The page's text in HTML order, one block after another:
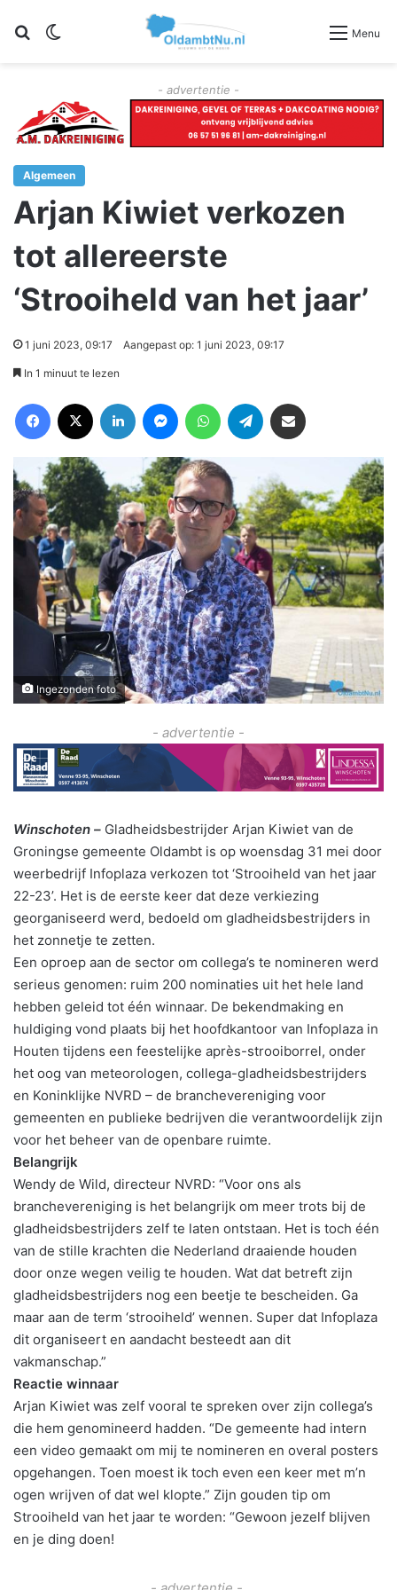
Zoeken Menu
- advertentie -
Algemeen
Arjan Kiwiet verkozen
tot allereerste
‘Strooiheld van het jaar’
1 juni 2023, 09:17 Aangepast op: 1 juni 2023, 09:17
In 1 minuut te lezen
Ingezonden foto
- advertentie -
Winschoten – Gladheidsbestrijder Arjan Kiwiet van de
Groningse gemeente Oldambt is op woensdag 31 mei door
weerbedrijf Infoplaza verkozen tot ‘Strooiheld van het jaar
22-23’. Het is de eerste keer dat deze verkiezing
georganiseerd werd, bedoeld om gladheidsbestrijders in
het zonnetje te zetten.
Een oproep aan de sector om collega’s te nomineren werd
serieus genomen: ruim 200 nominaties uit het hele land
hebben geleid tot één winnaar. De bekendmaking en
huldiging vond plaats bij het hoofdkantoor van Infoplaza in
Houten tijdens een feestelijke après-strooiborrel, onder
het oog van meteorologen, collega-gladheidsbestrijders
en Koninklijke NVRD – de branchevereniging voor
gemeenten en publieke bedrijven die verantwoordelijk zijn
voor het beheer van de openbare ruimte.
Belangrijk
Wendy de Wild, directeur NVRD: “Voor ons als
branchevereniging is het belangrijk om meer trots bij de
gladheidsbestrijders zelf te laten ontstaan. Het is toch één
van de stille krachten die Nederland draaiende houden
door onze wegen veilig te houden. Wat dat betreft zijn
gladheidsbestrijders nog een beetje te bescheiden. Ga
maar aan de term ‘strooiheld’ wennen. Super dat Infoplaza
dit organiseert en aandacht besteedt aan dit
vakmanschap.”
Reactie winnaar
Arjan Kiwiet was zelf vooral te spreken over zijn collega’s
die hem genomineerd hadden. “De gemeente had intern
een video gemaakt om mij te nomineren en overal posters
opgehangen. Toen moest ik toch even een keer met m’n
ogen wrijven of dat wel klopte.” Zijn gouden tip om
Strooiheld van het jaar te worden: “Gewoon jezelf blijven
en je ding doen!